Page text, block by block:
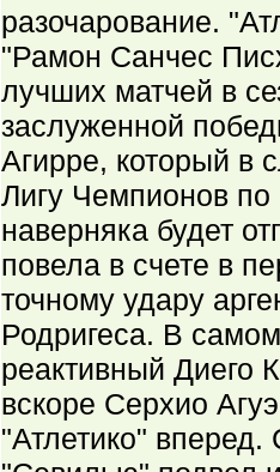
разочарование.
"Рамон Санчес
лучших матчей в
заслуженной
Агирре, который в
Лигу Чемпионов по
наверняка будет
повела в счете в
точному удару
Родригеса. В
реактивный Диего
вскоре Серхио
"Атлетико"